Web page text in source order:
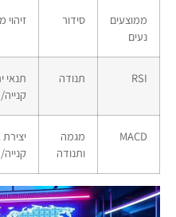
ממוצעים
נעים
סידור זיהוי
RSI תנודה
תנאי
MACD
מגמה
ותנודה